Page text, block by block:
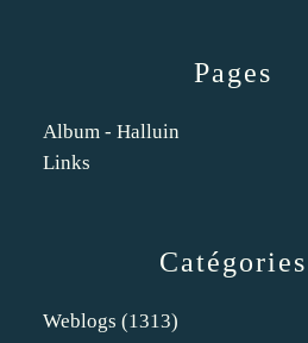
Catégories
Weblogs (1313)
Pages
Album - Halluin
Links